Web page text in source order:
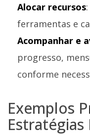
Alocar recursos:
ferramentas e
Acompanhar e
progresso,
conforme
Exemplos
Estratégias